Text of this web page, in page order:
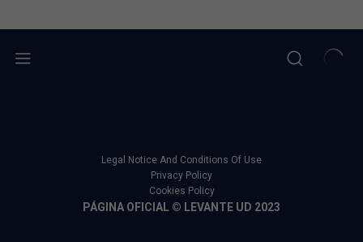
Legal Notice And Conditions Of Use
Privacy Policy
Cookies Policy
PÁGINA OFICIAL © LEVANTE UD 2023